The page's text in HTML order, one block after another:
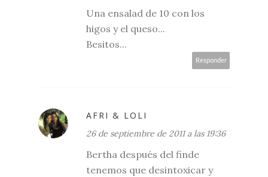
Una ensalad de 10 con los
higos y el queso...
Besitos...
Responder
AFRI & LOLI
26 de septiembre de 2011 a las 19:36
Bertha después del finde
tenemos que desintoxicar y